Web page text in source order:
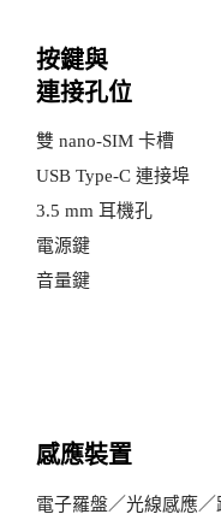
按鍵與
連接孔位
雙 nano-SIM 卡槽
USB Type-C 連接埠
3.5 mm 耳機孔
電源鍵
音量鍵
感應裝置
電子羅盤／光線感應